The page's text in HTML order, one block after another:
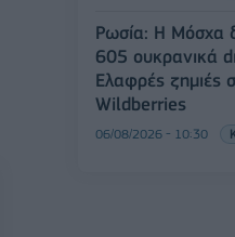
Ρωσία: Η Μόσχα
605 ουκρανικά
Ελαφρές ζημιές
Wildberries
06/08/2026 - 10:30